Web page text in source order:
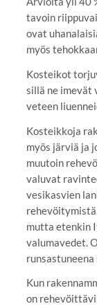
tavoin
ovat
myös
Kosteikot
sillä ne imevät
veteen
Kosteikkoja
myös järviä ja
muutoin
valuvat
vesikasvien
mutta etenkin
valumavedet.
runsastuneena
Kun
on